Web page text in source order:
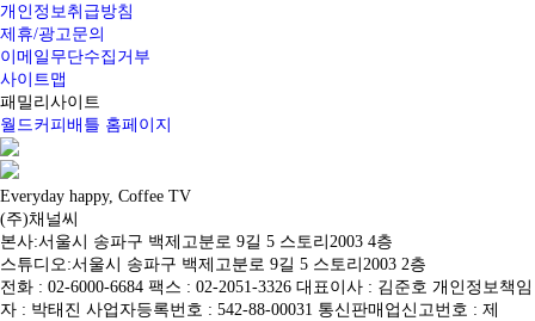
개인정보취급방침
제휴/광고문의
이메일무단수집거부
사이트맵
패밀리사이트
월드커피배틀 홈페이지
Everyday happy, Coffee TV
(주)채널씨
본사:서울시 송파구 백제고분로 9길 5 스토리2003 4층
스튜디오:서울시 송파구 백제고분로 9길 5 스토리2003 2층
전화 : 02-6000-6684 팩스 : 02-2051-3326 대표이사 : 김준호 개인정보책임
자 : 박태진 사업자등록번호 : 542-88-00031 통신판매업신고번호 : 제